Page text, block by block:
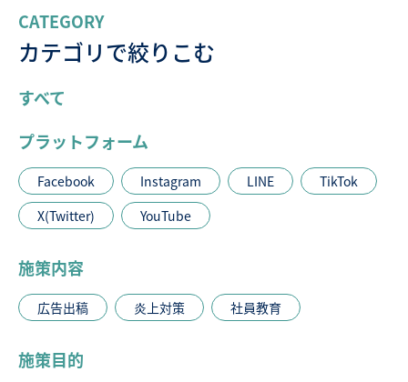
CATEGORY
カテゴリで絞りこむ
すべて
プラットフォーム
Facebook Instagram LINE
TikTok
X(Twitter)
YouTube
施策内容
広告出稿 炎上対策 社員教育
施策目的